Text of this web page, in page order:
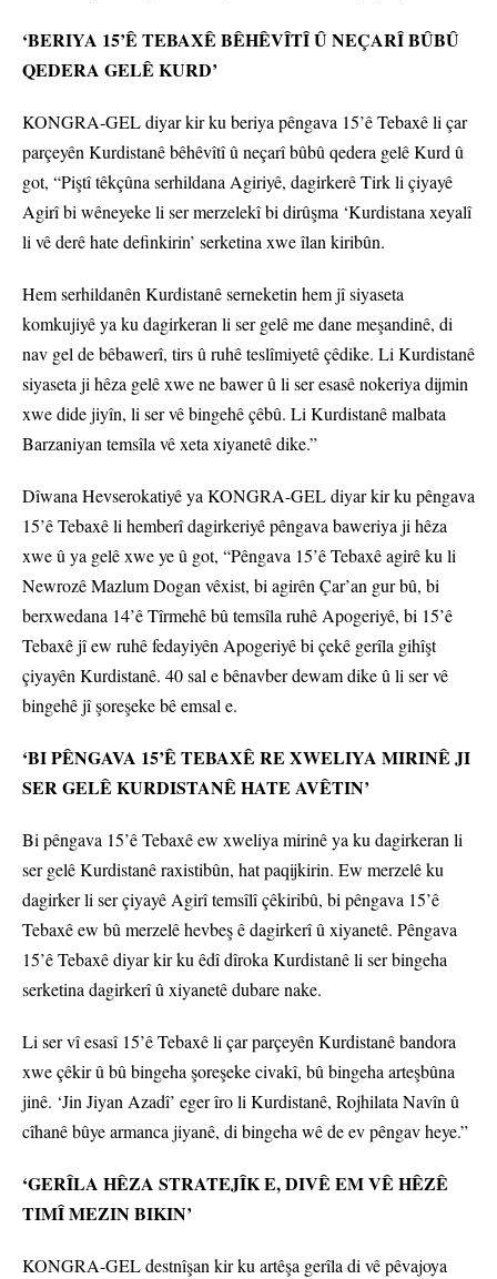
‘BERIYA 15’Ê TEBAXÊ BÊHÊVÎTÎ Û NEÇARÎ BÛBÛ
QEDERA GELÊ KURD’
KONGRA-GEL diyar kir ku beriya pêngava 15’ê Tebaxê li çar
parçeyên Kurdistanê bêhêvîtî û neçarî bûbû qedera gelê Kurd û
got, “Piştî têkçûna serhildana Agiriyê, dagirkerê Tirk li çiyayê
Agirî bi wêneyeke li ser merzelekî bi dirûşma ‘Kurdistana xeyalî
li vê derê hate definkirin’ serketina xwe îlan kiribûn.
Hem serhildanên Kurdistanê serneketin hem jî siyaseta
komkujiyê ya ku dagirkeran li ser gelê me dane meşandinê, di
nav gel de bêbawerî, tirs û ruhê teslîmiyetê çêdike. Li Kurdistanê
siyaseta ji hêza gelê xwe ne bawer û li ser esasê nokeriya dijmin
xwe dide jiyîn, li ser vê bingehê çêbû. Li Kurdistanê malbata
Barzaniyan temsîla vê xeta xiyanetê dike.”
Dîwana Hevserokatiyê ya KONGRA-GEL diyar kir ku pêngava
15’ê Tebaxê li hemberî dagirkeriyê pêngava baweriya ji hêza
xwe û ya gelê xwe ye û got, “Pêngava 15’ê Tebaxê agirê ku li
Newrozê Mazlum Dogan vêxist, bi agirên Çar’an gur bû, bi
berxwedana 14’ê Tîrmehê bû temsîla ruhê Apogeriyê, bi 15’ê
Tebaxê jî ew ruhê fedayiyên Apogeriyê bi çekê gerîla gihîşt
çiyayên Kurdistanê. 40 sal e bênavber dewam dike û li ser vê
bingehê jî şoreşeke bê emsal e.
‘BI PÊNGAVA 15’Ê TEBAXÊ RE XWELIYA MIRINÊ JI
SER GELÊ KURDISTANÊ HATE AVÊTIN’
Bi pêngava 15’ê Tebaxê ew xweliya mirinê ya ku dagirkeran li
ser gelê Kurdistanê raxistibûn, hat paqijkirin. Ew merzelê ku
dagirker li ser çiyayê Agirî temsîlî çêkiribû, bi pêngava 15’ê
Tebaxê ew bû merzelê hevbeş ê dagirkerî û xiyanetê. Pêngava
15’ê Tebaxê diyar kir ku êdî dîroka Kurdistanê li ser bingeha
serketina dagirkerî û xiyanetê dubare nake.
Li ser vî esasî 15’ê Tebaxê li çar parçeyên Kurdistanê bandora
xwe çêkir û bû bingeha şoreşeke civakî, bû bingeha arteşbûna
jinê. ‘Jin Jiyan Azadî’ eger îro li Kurdistanê, Rojhilata Navîn û
cîhanê bûye armanca jiyanê, di bingeha wê de ev pêngav heye.”
‘GERÎLA HÊZA STRATEJÎK E, DIVÊ EM VÊ HÊZÊ
TIMÎ MEZIN BIKIN’
KONGRA-GEL destnîşan kir ku artêşa gerîla di vê pêvajoya